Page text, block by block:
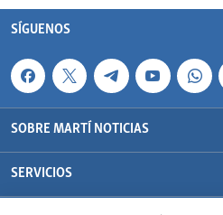
SÍGUENOS
SOBRE MARTÍ NOTICIAS
SERVICIOS